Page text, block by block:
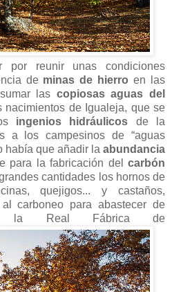
por reunir unas condiciones
de minas de hierro en las
las copiosas aguas del
nacimientos de Igualeja, que se
ingenios hidráulicos de la
a los campesinos de “aguas
había que añadir la abundancia
para la fabricación delcarbón
cantidades los hornos de
quejigos... y castaños,
carboneo para abastecer de
la Real Fábrica de